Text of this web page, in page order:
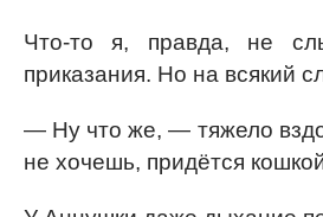
Что-то я, правда, не
приказания. Но на всякий
— Ну что же, — тяжело
не хочешь, придётся